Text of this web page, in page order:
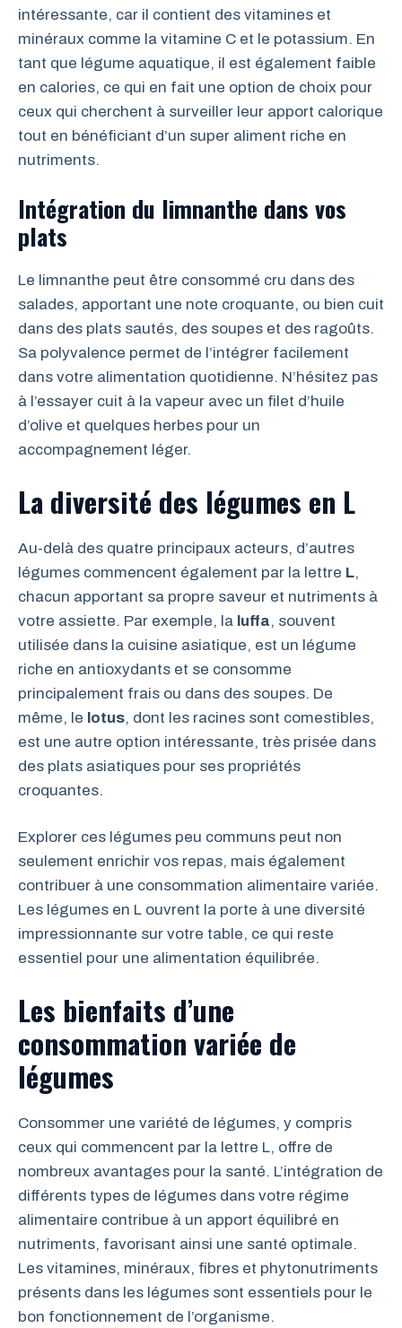
intéressante, car il contient des vitamines et
minéraux comme la vitamine C et le potassium. En
tant que légume aquatique, il est également faible
en calories, ce qui en fait une option de choix pour
ceux qui cherchent à surveiller leur apport calorique
tout en bénéficiant d’un super aliment riche en
nutriments.
Intégration du limnanthe dans vos
plats
Le limnanthe peut être consommé cru dans des
salades, apportant une note croquante, ou bien cuit
dans des plats sautés, des soupes et des ragoûts.
Sa polyvalence permet de l’intégrer facilement
dans votre alimentation quotidienne. N’hésitez pas
à l’essayer cuit à la vapeur avec un filet d’huile
d’olive et quelques herbes pour un
accompagnement léger.
La diversité des légumes en L
Au-delà des quatre principaux acteurs, d’autres
légumes commencent également par la lettre L,
chacun apportant sa propre saveur et nutriments à
votre assiette. Par exemple, la luffa, souvent
utilisée dans la cuisine asiatique, est un légume
riche en antioxydants et se consomme
principalement frais ou dans des soupes. De
même, le lotus, dont les racines sont comestibles,
est une autre option intéressante, très prisée dans
des plats asiatiques pour ses propriétés
croquantes.
Explorer ces légumes peu communs peut non
seulement enrichir vos repas, mais également
contribuer à une consommation alimentaire variée.
Les légumes en L ouvrent la porte à une diversité
impressionnante sur votre table, ce qui reste
essentiel pour une alimentation équilibrée.
Les bienfaits d’une
consommation variée de
légumes
Consommer une variété de légumes, y compris
ceux qui commencent par la lettre L, offre de
nombreux avantages pour la santé. L’intégration de
différents types de légumes dans votre régime
alimentaire contribue à un apport équilibré en
nutriments, favorisant ainsi une santé optimale.
Les vitamines, minéraux, fibres et phytonutriments
présents dans les légumes sont essentiels pour le
bon fonctionnement de l’organisme.